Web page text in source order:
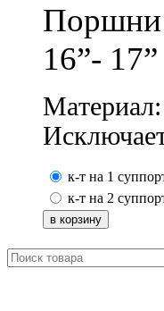
Поршни
16”-
к-т на 1
к-т на 2